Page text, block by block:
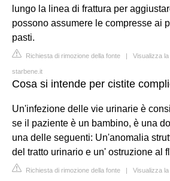
lungo la linea di frattura per
possono assumere le compresse ai
pasti.
Richiesta di rimozione della fonte | Visualizza
starbene.it
Cosa si intende per cistite
Un'infezione delle vie urinarie è
se il paziente è un bambino, è una
una delle seguenti: Un'anomalia
del tratto urinario e un' ostruzione al
Richiesta di rimozione della fonte | Visualizza